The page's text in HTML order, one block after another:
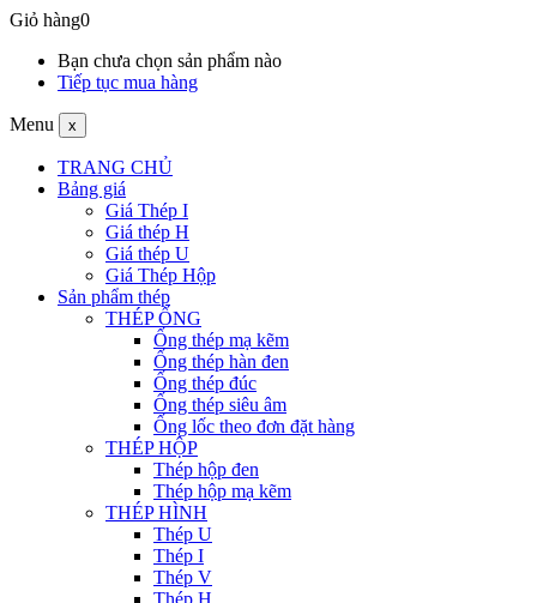
Giỏ hàng0
Bạn chưa chọn sản phẩm nào
Tiếp tục mua hàng
Menu x
TRANG CHỦ
Bảng giá
Giá Thép I
Giá thép H
Giá thép U
Giá Thép Hộp
Sản phẩm thép
THÉP ỐNG
Ống thép mạ kẽm
Ống thép hàn đen
Ống thép đúc
Ống thép siêu âm
Ống lốc theo đơn đặt hàng
THÉP HỘP
Thép hộp đen
Thép hộp mạ kẽm
THÉP HÌNH
Thép U
Thép I
Thép V
Thép H